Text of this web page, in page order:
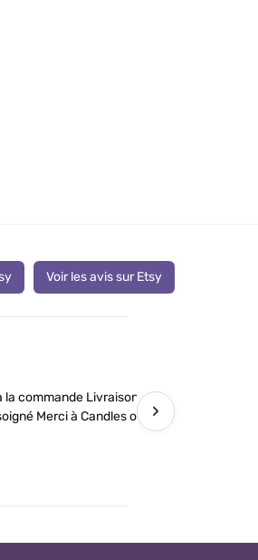
Voir les avis sur Etsy
la commande Livraison
Merci à Candles of
›